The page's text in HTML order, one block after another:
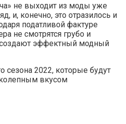
не выходит из моды уже
и, конечно, это отразилось и
податливой фактуре
не смотрятся грубо и
создают эффектный модный
сезона 2022, которые будут
вкусом